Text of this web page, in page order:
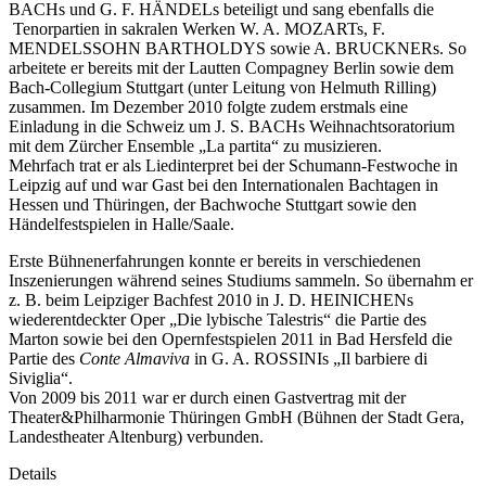
BACHs und G. F. HÄNDELs beteiligt und sang ebenfalls die
Tenorpartien in sakralen Werken W. A. MOZARTs, F.
MENDELSSOHN BARTHOLDYS sowie A. BRUCKNERs. So
arbeitete er bereits mit der Lautten Compagney Berlin sowie dem
Bach-Collegium Stuttgart (unter Leitung von Helmuth Rilling)
zusammen. Im Dezember 2010 folgte zudem erstmals eine
Einladung in die Schweiz um J. S. BACHs Weihnachtsoratorium
mit dem Zürcher Ensemble „La partita“ zu musizieren.
Mehrfach trat er als Liedinterpret bei der Schumann-Festwoche in
Leipzig auf und war Gast bei den Internationalen Bachtagen in
Hessen und Thüringen, der Bachwoche Stuttgart sowie den
Händelfestspielen in Halle/Saale.
Erste Bühnenerfahrungen konnte er bereits in verschiedenen
Inszenierungen während seines Studiums sammeln. So übernahm er
z. B. beim Leipziger Bachfest 2010 in J. D. HEINICHENs
wiederentdeckter Oper „Die lybische Talestris“ die Partie des
Marton sowie bei den Opernfestspielen 2011 in Bad Hersfeld die
Partie des Conte Almaviva in G. A. ROSSINIs „Il barbiere di
Siviglia“.
Von 2009 bis 2011 war er durch einen Gastvertrag mit der
Theater&Philharmonie Thüringen GmbH (Bühnen der Stadt Gera,
Landestheater Altenburg) verbunden.
Details